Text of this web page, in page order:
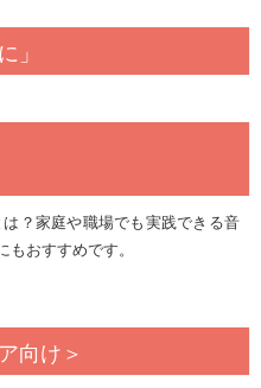
」
？家庭や職場でも実践できる音
おすすめです。
向け＞